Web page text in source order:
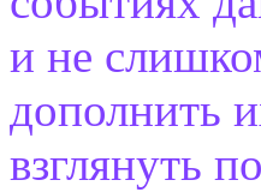
и не
дополнить
взглянуть